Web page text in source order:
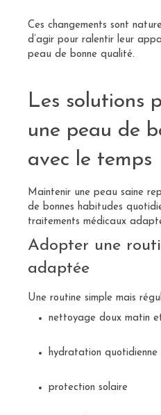
Ces changements sont
d’agir pour ralentir leur
peau de bonne qualité.
Les solutions
une peau de
avec le temps
Maintenir une peau saine
de bonnes habitudes
traitements médicaux
Adopter une
adaptée
Une routine simple mais
nettoyage doux matin
hydratation quotidienne
protection solaire